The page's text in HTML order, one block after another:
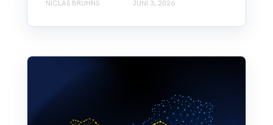
NICLAS BRUHNS JUNI 3, 2026